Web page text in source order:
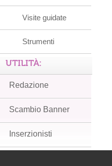
Visite guidate
Strumenti
UTILITÀ:
Redazione
Scambio Banner
Inserzionisti